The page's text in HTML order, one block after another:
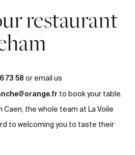
restaurant
73 58 or email us
to book your table.
the whole team at La Voile
to welcoming you to taste their